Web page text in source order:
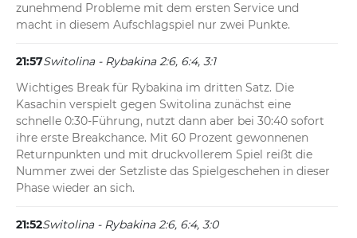
zunehmend Probleme mit dem ersten Service und
macht in diesem Aufschlagspiel nur zwei Punkte.
21:57Switolina - Rybakina 2:6, 6:4, 3:1
Wichtiges Break für Rybakina im dritten Satz. Die
Kasachin verspielt gegen Switolina zunächst eine
schnelle 0:30-Führung, nutzt dann aber bei 30:40 sofort
ihre erste Breakchance. Mit 60 Prozent gewonnenen
Returnpunkten und mit druckvollerem Spiel reißt die
Nummer zwei der Setzliste das Spielgeschehen in dieser
Phase wieder an sich.
21:52Switolina - Rybakina 2:6, 6:4, 3:0